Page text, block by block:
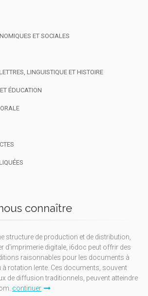
ET SOCIALES
LINGUISTIQUE ET HISTOIRE
ÉDUCATION
connaître
structure de production et de distribution,
d'imprimerie digitale, i6doc peut offrir des
raisonnables pour les documents à
rotation lente. Ces documents, souvent
de diffusion traditionnels, peuvent atteindre
continuer